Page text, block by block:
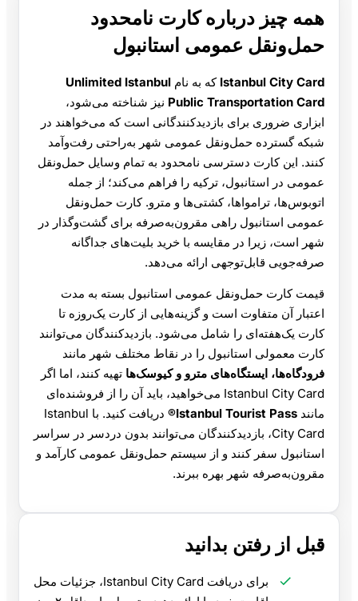
همه چیز درباره کارت نامحدود
حمل‌ونقل عمومی استانبول
Istanbul City Card که به نام Unlimited Istanbul
Public Transportation Card نیز شناخته می‌شود،
ابزاری ضروری برای بازدیدکنندگانی است که می‌خواهند در
شبکه گسترده حمل‌ونقل عمومی شهر به‌راحتی رفت‌وآمد
کنند. این کارت دسترسی نامحدود به تمام وسایل حمل‌ونقل
عمومی در استانبول، ترکیه را فراهم می‌کند؛ از جمله
اتوبوس‌ها، ترامواها، کشتی‌ها و مترو. کارت حمل‌ونقل
عمومی استانبول راهی مقرون‌به‌صرفه برای گشت‌وگذار در
شهر است، زیرا در مقایسه با خرید بلیت‌های جداگانه
صرفه‌جویی قابل‌توجهی ارائه می‌دهد.
قیمت کارت حمل‌ونقل عمومی استانبول بسته به مدت
اعتبار آن متفاوت است و گزینه‌هایی از کارت یک‌روزه تا
کارت یک‌هفته‌ای را شامل می‌شود. بازدیدکنندگان می‌توانند
کارت معمولی استانبول را در نقاط مختلف شهر مانند
فرودگاه‌ها، ایستگاه‌های مترو و کیوسک‌ها تهیه کنند، اما اگر
Istanbul City Card می‌خواهید، باید آن را از فروشنده‌ای
مانند Istanbul Tourist Pass®
دریافت کنید. با Istanbul
City Card، بازدیدکنندگان می‌توانند بدون دردسر در سراسر
استانبول سفر کنند و از سیستم حمل‌ونقل عمومی کارآمد و
مقرون‌به‌صرفه شهر بهره ببرند.
قبل از رفتن بدانید
برای دریافت Istanbul City Card، جزئیات محل